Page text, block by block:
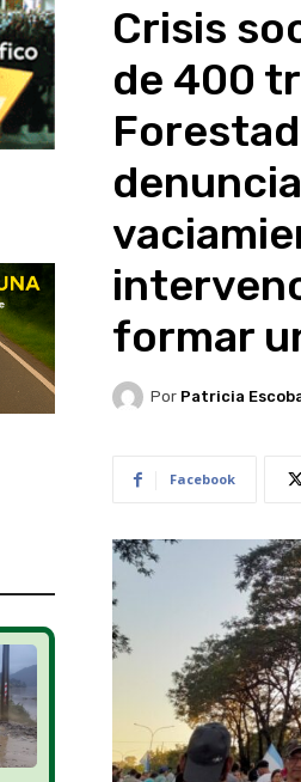
Crisis
de 400
formar
Por Patricia
Facebook